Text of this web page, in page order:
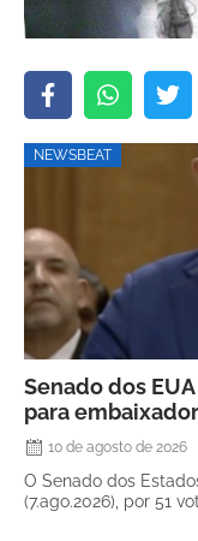
NEWSBEAT
Senado dos
para
10 de agosto de 2026
O Senado dos
(7.ago.2026), por 51